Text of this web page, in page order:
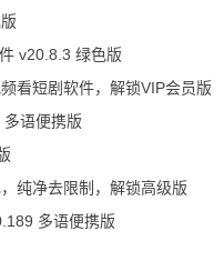
v20.8.3 绿色版
看短剧软件，解锁VIP会员版
语便携版
纯净去限制，解锁高级版
多语便携版